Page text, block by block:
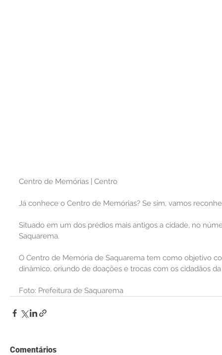
Centro de Memórias | Centro
Já conhece o Centro de Memórias? Se sim, vamos
Situado em um dos prédios mais antigos a cidade, no
Saquarema.
O Centro de Memória de Saquarema tem como objetivo
dinâmico, oriundo de doações e trocas com os cidadãos
Foto: Prefeitura de Saquarema
Comentários